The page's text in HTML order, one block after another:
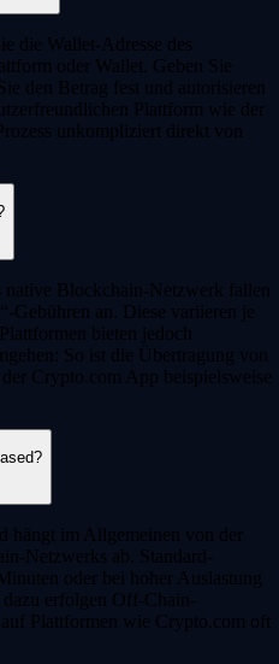
die Wallet-Adresse des
oder Wallet. Geben Sie
den Betrag fest und autorisieren
Plattform wie der
unkompliziert direkt von
native Blockchain-Netzwerk fallen
Gebühren an. Diese variieren je
bieten jedoch
So ist die Übertragung von
Crypto.com App beispielsweise
hängt im Allgemeinen von der
Netzwerks ab. Standard-
oder bei hoher Auslastung
dazu erfolgen Off-Chain-
Plattformen wie Crypto.com oft